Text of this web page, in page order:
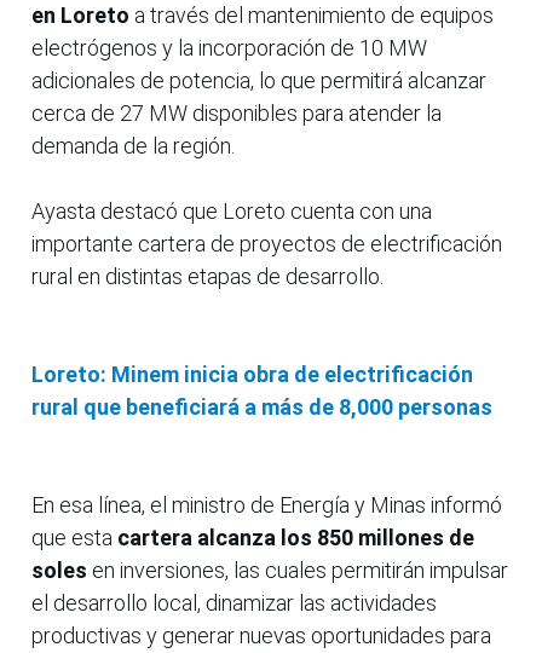
en Loreto a través del mantenimiento de equipos
electrógenos y la incorporación de 10 MW
adicionales de potencia, lo que permitirá alcanzar
cerca de 27 MW disponibles para atender la
demanda de la región.
Ayasta destacó que Loreto cuenta con una
importante cartera de proyectos de electrificación
rural en distintas etapas de desarrollo.
Loreto: Minem inicia obra de electrificación
rural que beneficiará a más de 8,000 personas
En esa línea, el ministro de Energía y Minas informó
que esta cartera alcanza los 850 millones de
soles en inversiones, las cuales permitirán impulsar
el desarrollo local, dinamizar las actividades
productivas y generar nuevas oportunidades para